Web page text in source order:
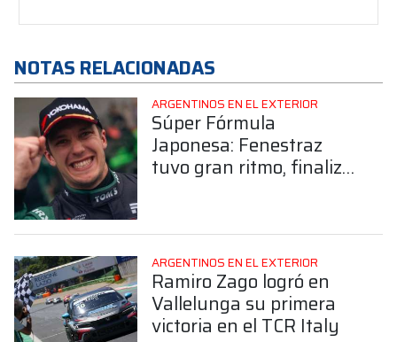
NOTAS RELACIONADAS
ARGENTINOS EN EL EXTERIOR
Súper Fórmula
Japonesa: Fenestraz
tuvo gran ritmo, finalizó
ARGENTINOS EN EL EXTERIOR
Ramiro Zago logró en
Vallelunga su primera
victoria en el TCR Italy